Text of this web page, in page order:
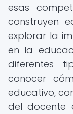
esas
construyen
explorar la
en la
diferentes
conocer
educativo,
del docente